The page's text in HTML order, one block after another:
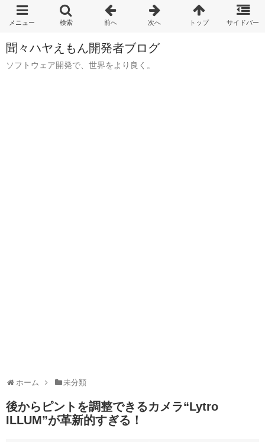
聞々ハヤえもん開発者ブログ
ソフトウェア開発で、世界をより良く。
ホーム 未分類
後からピントを調整できるカメラ“Lytro
ILLUM”が革新的すぎる！